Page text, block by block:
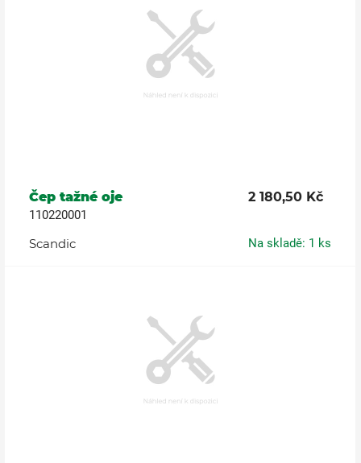
Čep tažné oje 2 180,50 Kč
110220001
Scandic Na skladě: 1 ks